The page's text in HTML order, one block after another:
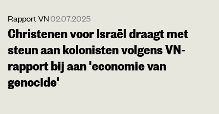
Rapport VN02.07.2025
Christenen voor Israël draagt met
steun aan kolonisten volgens VN-
rapport bij aan 'economie van
genocide'